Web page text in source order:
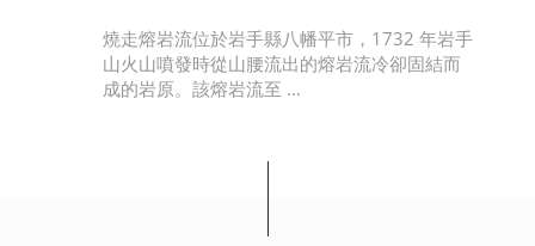
燒走熔岩流位於岩手縣八幡平市，1732 年岩手
山火山噴發時從山腰流出的熔岩流冷卻固結而
成的岩原。該熔岩流至 …